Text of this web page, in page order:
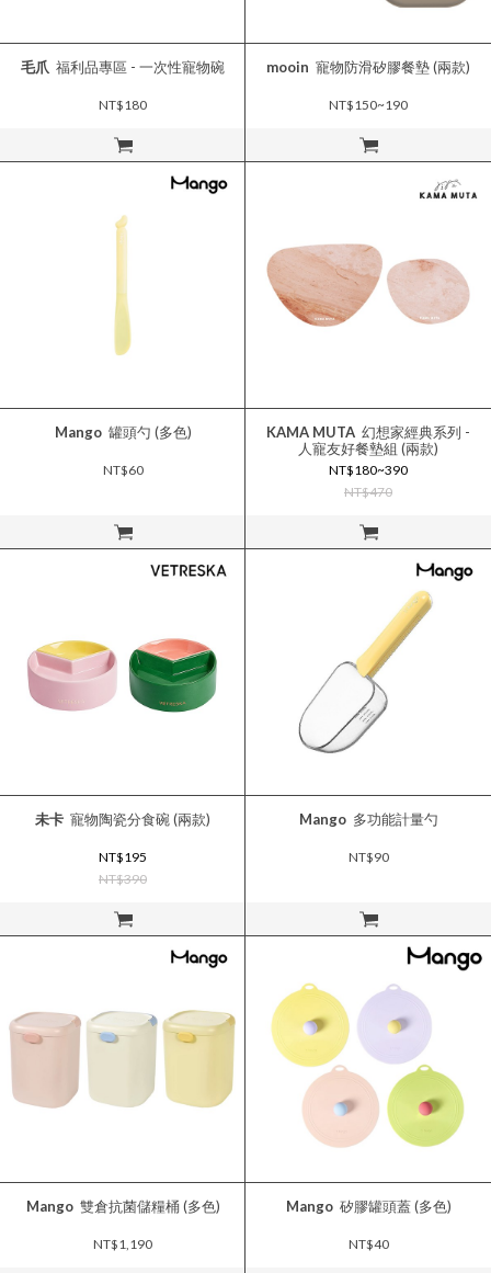
立即購買
毛爪 福利品專區 - 一次性寵物碗
NT$180
立即購買
mooin 寵物防滑矽膠餐墊 (兩款)
NT$150~190
立即購買
Mango 罐頭勺 (多色)
NT$60
立即購買
KAMA MUTA
人寵友好餐墊組 (兩款)
NT$180~390
NT$470
立即購買
未卡 寵物陶瓷分食碗 (兩款)
NT$195
NT$390
立即購買
Mango 多功能計量勺
NT$90
Mango 雙倉抗菌儲糧桶 (多色)
NT$1,190
Mango 矽膠罐頭蓋 (多色)
NT$40